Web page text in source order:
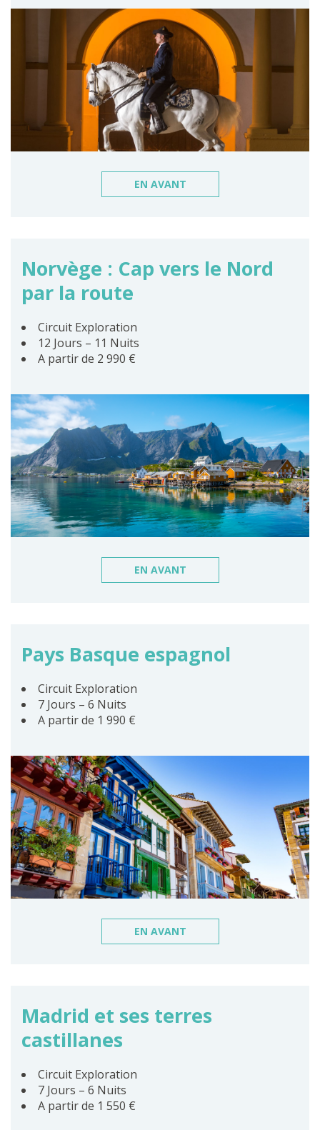
EN AVANT
Norvège : Cap vers le Nord
par la route
Circuit Exploration
12 Jours – 11 Nuits
A partir de 2 990 €
EN AVANT
Pays Basque espagnol
Circuit Exploration
7 Jours – 6 Nuits
A partir de 1 990 €
EN AVANT
Madrid et ses terres
castillanes
Circuit Exploration
7 Jours – 6 Nuits
A partir de 1 550 €